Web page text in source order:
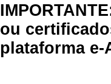
ou
plataforma e-